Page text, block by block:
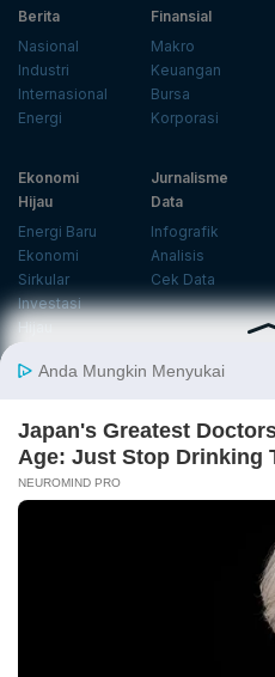
Berita
Nasional
Industri
Internasional
Energi
Finansial
Makro
Keuangan
Bursa
Korporasi
Ekonomi
Hijau
Energi Baru
Ekonomi
Sirkular
Investasi
Hijau
Jurnalisme
Data
Infografik
Analisis
Cek Data
Info
Insight
Center
Databoks
Event